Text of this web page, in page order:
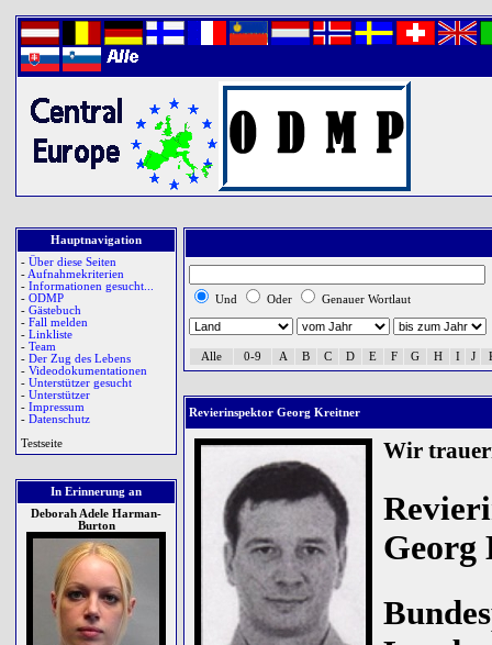
Hauptnavigation
- Über diese Seiten
- Aufnahmekriterien
- Informationen gesucht...
- ODMP
- Gästebuch
- Fall melden
- Linkliste
- Team
- Der Zug des Lebens
- Videodokumentationen
- Unterstützer gesucht
- Unterstützer
- Impressum
- Datenschutz
Testseite
In Erinnerung an
Deborah Adele Harman-
Burton
Und Oder Genauer Wortlaut
Alle 0-9 A B C D E F G H I J
Revierinspektor Georg Kreitner
Wir
Georg